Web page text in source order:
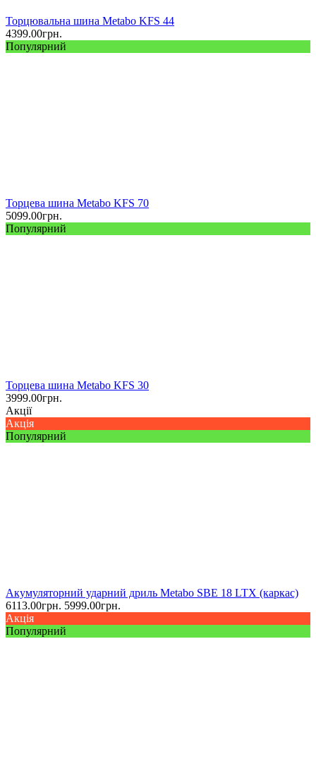
Торцювальна шина Metabo KFS 44
4399.00грн.
Популярний
Торцева шина Metabo KFS 70
5099.00грн.
Популярний
Торцева шина Metabo KFS 30
3999.00грн.
Акції
Акція
Популярний
Акумуляторний ударний дриль Metabo SBE 18 LTX (каркас)
6113.00грн. 5999.00грн.
Акція
Популярний